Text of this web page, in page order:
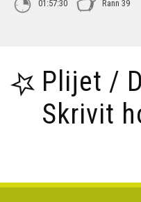
01:57:30 Rann 39
Plijet /
Skrivit